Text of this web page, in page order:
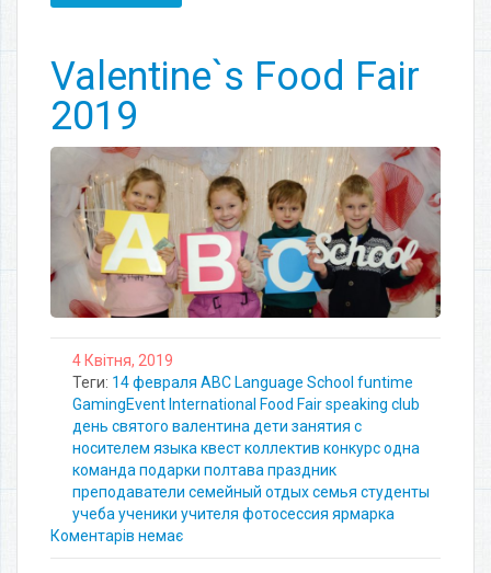
Valentine`s Food Fair
2019
4 Квітня, 2019
Теги: 14 февраля ABC Language School funtime
GamingEvent International Food Fairspeaking club
день святого валентина дети занятия с
носителем языка квестколлектив конкурсодна
команда подарки полтава праздник
преподаватели семейный отдыхсемья студенты
учеба ученики учителя фотосессия ярмарка
Коментарів немає